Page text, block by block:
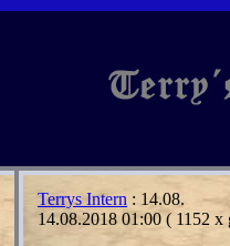
Terrys Intern : 14.08.
14.08.2018 01:00 ( 1152 x